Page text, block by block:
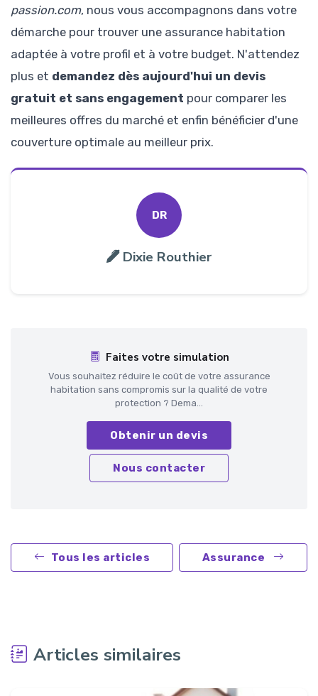
passion.com, nous vous accompagnons dans votre
démarche pour trouver une assurance habitation
adaptée à votre profil et à votre budget. N'attendez
plus et demandez dès aujourd'hui un devis
gratuit et sans engagement pour comparer les
meilleures offres du marché et enfin bénéficier d'une
couverture optimale au meilleur prix.
DR
Dixie Routhier
Faites votre simulation
Vous souhaitez réduire le coût de votre assurance
habitation sans compromis sur la qualité de votre
protection ? Dema...
Obtenir un devis
Nous contacter
Tous les articles Assurance
Articles similaires